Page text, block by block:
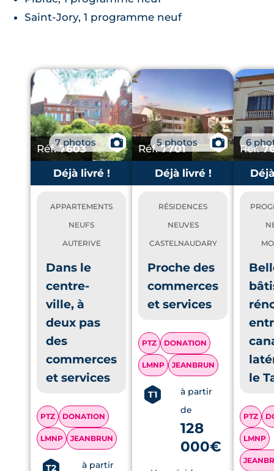
Saint-Jory, 1 programme neuf
Réf.7603
7 photos 📷
Déjà livré !
APPARTEMENTS
NEUFS
AUTERIVE
Dans le
centre-
ville, à
deux pas
des
commerces
et services
PTZ DONATION
LMNP JEANBRUN
T2
à partir
Réf.7701
5 photos 📷
Déjà livré !
RÉSIDENCES
NEUVES
CASTELNAUDARY
Proche des
commerces
et services
PTZ DONATION
LMNP JEANBRUN
T1
à partir
de
128
000€
Réf.
6
le
PTZ
LMNP